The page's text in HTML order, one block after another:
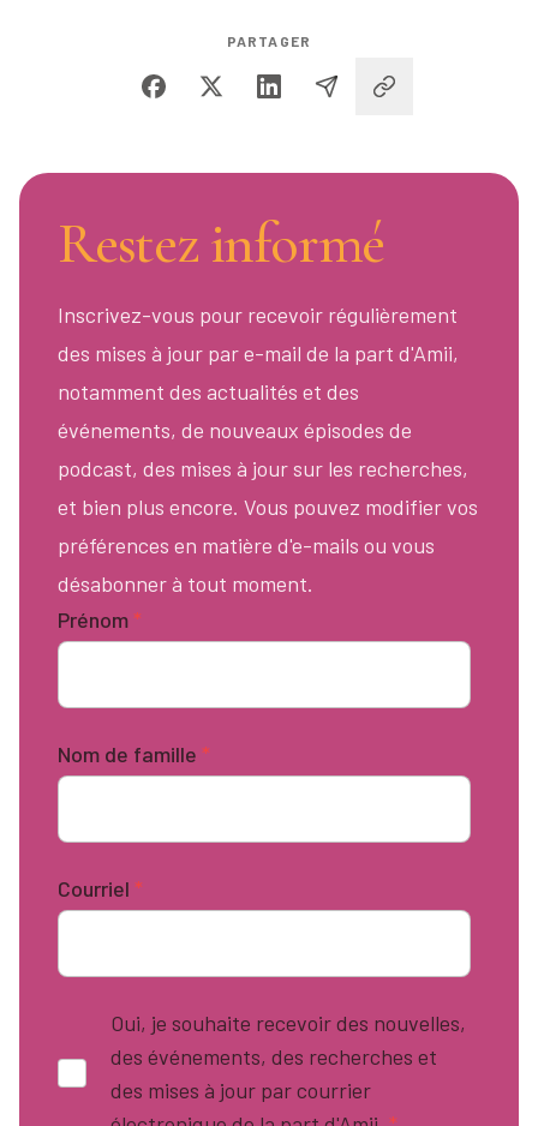
PARTAGER
Restez informé
Inscrivez-vous pour recevoir régulièrement
des mises à jour par e-mail de la part d'Amii,
notamment des actualités et des
événements, de nouveaux épisodes de
podcast, des mises à jour sur les recherches,
et bien plus encore. Vous pouvez modifier vos
préférences en matière d'e-mails ou vous
désabonner à tout moment.
Prénom*
Nom de famille *
Courriel *
Oui, je souhaite recevoir des nouvelles,
des événements, des recherches et
des mises à jour par courrier